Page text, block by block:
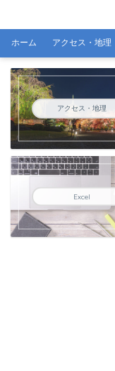
ホーム アクセス・地理
アクセス・地理
Excel